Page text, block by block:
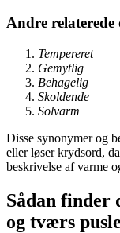
Andre
Tempereret
Gemytlig
Behagelig
Skoldende
Solvarm
Disse synonymer og
eller løser krydsord,
beskrivelse af varme
Sådan finder
og tværs